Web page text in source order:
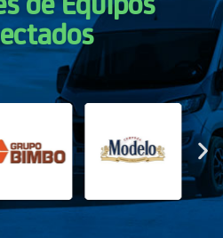
de Equipos